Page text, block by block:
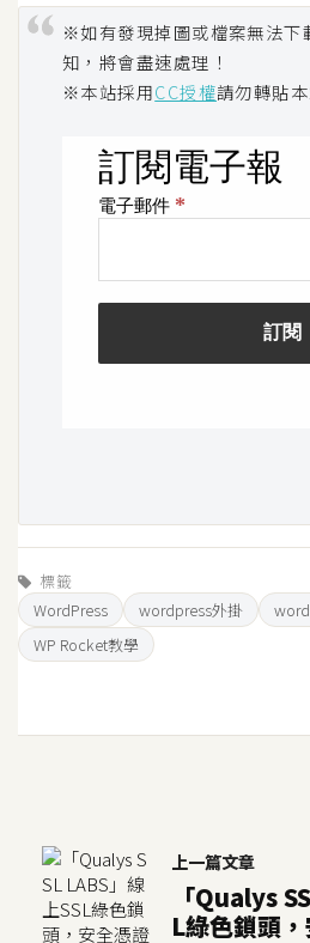
版
型
熱
門
文
章
全
覽
合
※如有發現掉圖或檔案無法下
知，將會盡速處理！
※本站採用CC授權請勿轉貼
標籤
WordPress
wordpress外掛
WP Rocket教學
上一篇文章
「Qualys
L綠色鎖頭